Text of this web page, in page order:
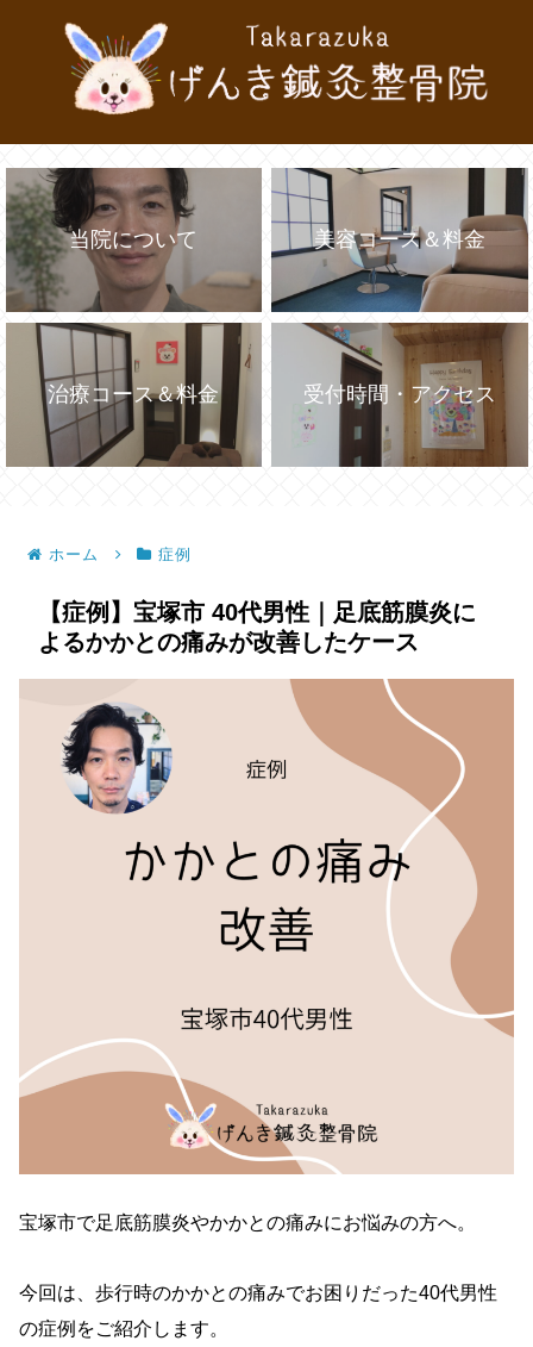
当院について 美容コース＆料金
治療コース＆料金 受付時間・アクセス
ホーム 症例
【症例】宝塚市 40代男性｜足底筋膜炎に
よるかかとの痛みが改善したケース
宝塚市で足底筋膜炎やかかとの痛みにお悩みの方へ。
今回は、歩行時のかかとの痛みでお困りだった40代男性
の症例をご紹介します。